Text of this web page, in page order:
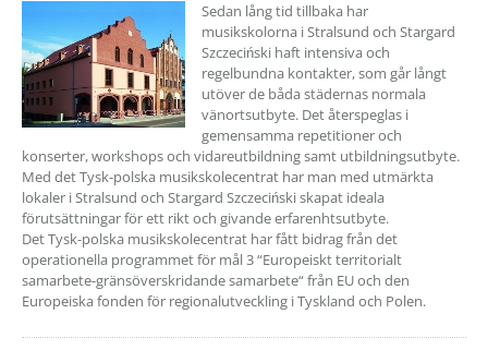
Sedan lång tid tillbaka har
musikskolorna i Stralsund och Stargard
Szczeciński haft intensiva och
regelbundna kontakter, som går långt
utöver de båda städernas normala
vänortsutbyte. Det återspeglas i
gemensamma repetitioner och
konserter, workshops och vidareutbildning samt utbildningsutbyte.
Med det Tysk-polska musikskolecentrat har man med utmärkta
lokaler i Stralsund och Stargard Szczeciński skapat ideala
förutsättningar för ett rikt och givande erfarenhtsutbyte.
Det Tysk-polska musikskolecentrat har fått bidrag från det
operationella programmet för mål 3 “Europeiskt territorialt
samarbete-gränsöverskridande samarbete“ från EU och den
Europeiska fonden för regionalutveckling i Tyskland och Polen.